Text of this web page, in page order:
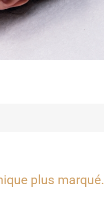
plus marqué.